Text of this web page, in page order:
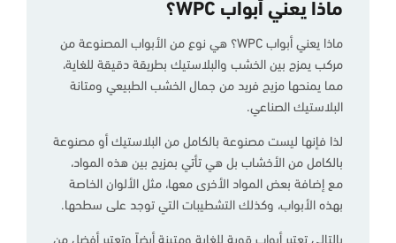
ماذا يعني أبواب WPC؟
ماذا يعني أبواب WPC؟ هي نوع من الأبواب المصنوعة من
مركب يمزج بين الخشب والبلاستيك بطريقة دقيقة للغاية،
مما يمنحها مزيج فريد من جمال الخشب الطبيعي ومتانة
البلاستيك الصناعي.
لذا فإنها ليست مصنوعة بالكامل من البلاستيك أو مصنوعة
بالكامل من الأخشاب بل هي تأتي بمزيج بين هذه المواد،
مع إضافة بعض المواد الأخرى معها، مثل الألوان الخاصة
بهذه الأبواب، وكذلك التشطيبات التي توجد على سطحها.